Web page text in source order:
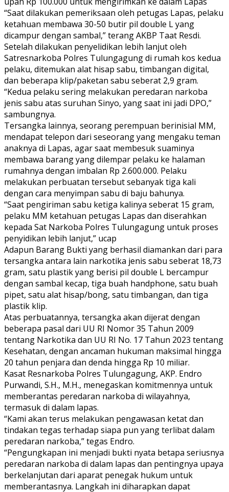
“Saat dilakukan pemeriksaan oleh petugas Lapas, pelaku
ketahuan membawa 30-50 butir pil double L yang
dicampur dengan sambal,” terang AKBP Taat Resdi.
Setelah dilakukan penyelidikan lebih lanjut oleh
Satresnarkoba Polres Tulungagung di rumah kos kedua
pelaku, ditemukan alat hisap sabu, timbangan digital,
dan beberapa klip/paketan sabu seberat 2,9 gram.
“Kedua pelaku sering melakukan peredaran narkoba
jenis sabu atas suruhan Sinyo, yang saat ini jadi DPO,”
sambungnya.
Tersangka lainnya, seorang perempuan berinisial MM,
mendapat telepon dari seseorang yang mengaku teman
anaknya di Lapas, agar saat membesuk suaminya
membawa barang yang dilempar pelaku ke halaman
rumahnya dengan imbalan Rp 2.600.000. Pelaku
melakukan perbuatan tersebut sebanyak tiga kali
dengan cara menyimpan sabu di baju bahunya.
“Saat pengiriman sabu ketiga kalinya seberat 15 gram,
pelaku MM ketahuan petugas Lapas dan diserahkan
kepada Sat Narkoba Polres Tulungagung untuk proses
penyidikan lebih lanjut,” ucap
Adapun Barang Bukti yang berhasil diamankan dari para
tersangka antara lain narkotika jenis sabu seberat 18,73
gram, satu plastik yang berisi pil double L bercampur
dengan sambal kecap, tiga buah handphone, satu buah
pipet, satu alat hisap/bong, satu timbangan, dan tiga
plastik klip.
Atas perbuatannya, tersangka akan dijerat dengan
beberapa pasal dari UU RI Nomor 35 Tahun 2009
tentang Narkotika dan UU RI No. 17 Tahun 2023 tentang
Kesehatan, dengan ancaman hukuman maksimal hingga
20 tahun penjara dan denda hingga Rp 10 miliar.
Kasat Resnarkoba Polres Tulungagung, AKP. Endro
Purwandi, S.H., M.H., menegaskan komitmennya untuk
memberantas peredaran narkoba di wilayahnya,
termasuk di dalam lapas.
“Kami akan terus melakukan pengawasan ketat dan
tindakan tegas terhadap siapa pun yang terlibat dalam
peredaran narkoba,” tegas Endro.
“Pengungkapan ini menjadi bukti nyata betapa seriusnya
peredaran narkoba di dalam lapas dan pentingnya upaya
berkelanjutan dari aparat penegak hukum untuk
memberantasnya. Langkah ini diharapkan dapat